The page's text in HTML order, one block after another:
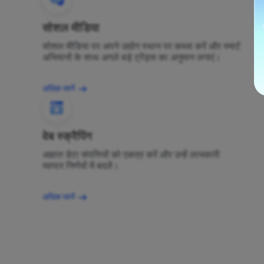
सोशल मीडिया
सोशल मीडिया पर अपने उद्योग स्थान पर कब्जा करें और स्मार्ट
अभियानों के साथ अगले बड़े ट्रेंड्स का अनुमान लगाएं।
अधिक जानें
वेब स्क्रैपिंग
अज्ञात डेटा संपत्तियों को एकत्र करें और उन्हें लाभकारी
व्यापार निर्णयों में बदलें।
अधिक जानें